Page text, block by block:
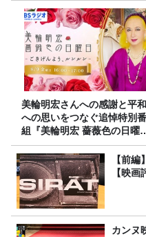
美輪明宏さんへの感謝と平和
への思いをつなぐ追悼特別番
組『美輪明宏 薔薇色の日曜
～ごきげんよう、ルンルン
～』8/9（日）16時放送【前
【映
カンヌ